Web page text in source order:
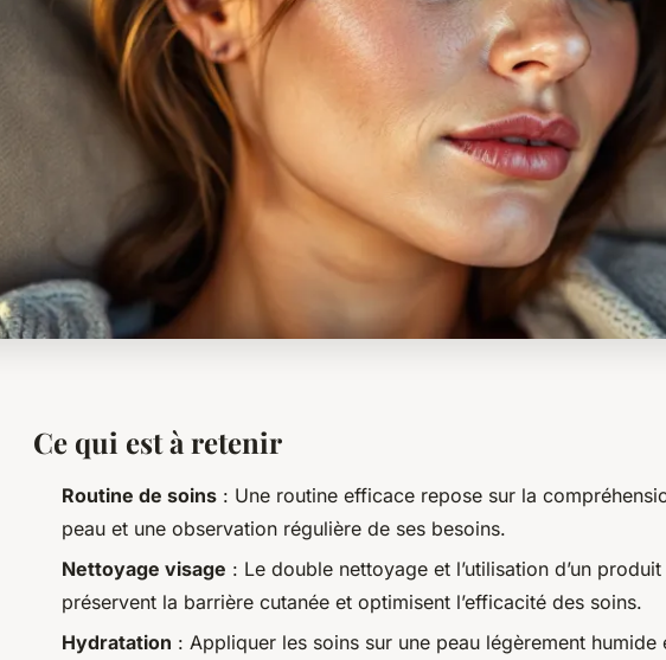
Ce qui est à retenir
Routine de soins : Une routine efficace repose sur la
peau et une observation régulière de ses besoins.
Nettoyage visage : Le double nettoyage et l’utilisation d’un
préservent la barrière cutanée et optimisent l’efficacité des soins.
Hydratation : Appliquer les soins sur une peau légèrement